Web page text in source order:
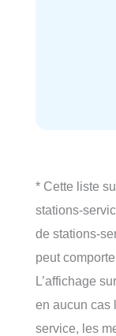
* Cette liste
stations-
de stations-
peut
L’affichage
en aucun cas
service, les